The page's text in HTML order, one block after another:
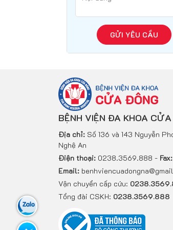
GỬI YÊU CẦU
BỆNH VIỆN ĐA KHOA
Địa chỉ: Số 136 và 143 Nguyễn
Nghệ An
Điện thoại: 0238.3569.888 - Fax:
Email:
Vận chuyển cấp cứu:
Tổng đài CSKH: 0238.3569.888